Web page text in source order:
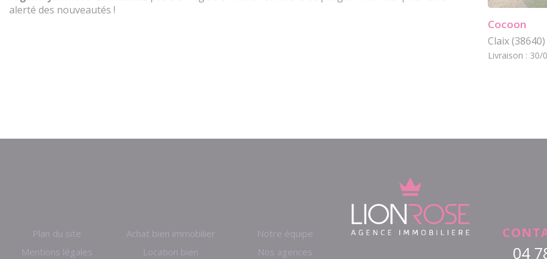
alerté des nouveautés !
Cocoon
Claix (38640)
Livraison : 30/
Plan du site
Mentions légales
Achat bien immobilier
Location bien
Notre équipe
Nos agences
04